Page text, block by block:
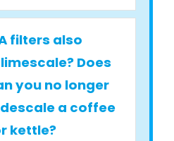
filters also
Does
you no longer
a coffee
kettle?